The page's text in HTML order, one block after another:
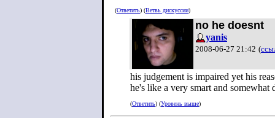
(Ответить) (Ветвь дискуссии)
no he doesnt
yanis
2008-06-27 21:42 (
his judgement is impaired yet his
he's like a very smart and somewhat
(Ответить) (Уровень выше)